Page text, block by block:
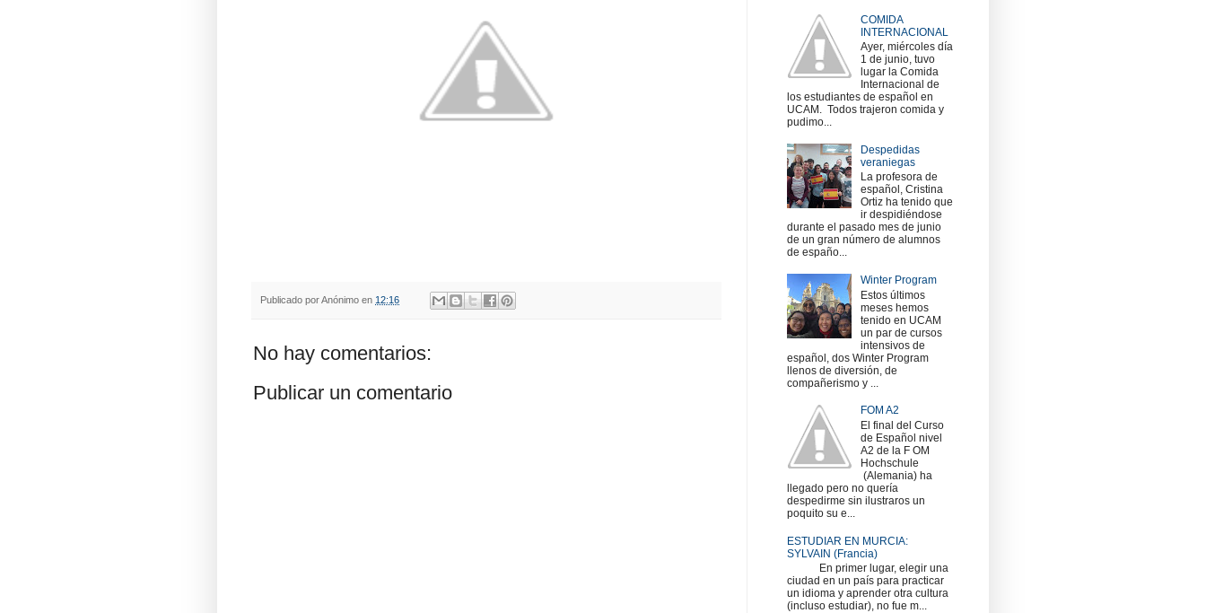
Publicado porAnónimo en 12:16
No hay comentarios:
Publicar un comentario
COMIDA
INTERNACIONAL
Ayer, miércoles día
1 de junio, tuvo
lugar la Comida
Internacional de
los estudiantes de español en
UCAM. Todos trajeron comida y
pudimo...
Despedidas
veraniegas
La profesora de
español, Cristina
Ortiz ha tenido que
ir despidiéndose
durante el pasado mes de junio
de un gran número de alumnos
de españo...
Winter Program
Estos últimos
meses hemos
tenido en UCAM
un par de cursos
intensivos de
español, dos Winter Program
llenos de diversión, de
compañerismo y ...
FOM A2
El final del Curso
de Español nivel
A2 de la F OM
Hochschule
(Alemania) ha
llegado pero no quería
despedirme sin ilustraros un
poquito su e...
ESTUDIAR EN MURCIA:
SYLVAIN (Francia)
En primer lugar, elegir una
ciudad en un país para practicar
un idioma y aprender otra cultura
(incluso estudiar), no fue m...